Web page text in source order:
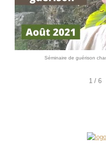
Séminaire de guérison
1 / 6